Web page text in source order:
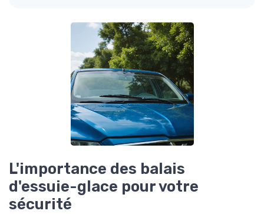
L'importance des balais
d'essuie-glace pour votre
sécurité